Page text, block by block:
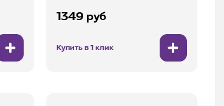
1349 руб
Купить в 1 клик